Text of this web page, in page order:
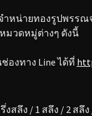
หน่ายทองรูปพรรณจ
มวดหมู่ต่างๆ ดังนี้
องทาง Line ได้ที่
สลึง / 1 สลึง / 2 สลึง